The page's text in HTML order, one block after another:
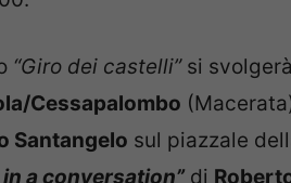
“Giro dei castelli”si svolgerà
Cessapalombo
Santangelo sul piazzale
in a conversation” di